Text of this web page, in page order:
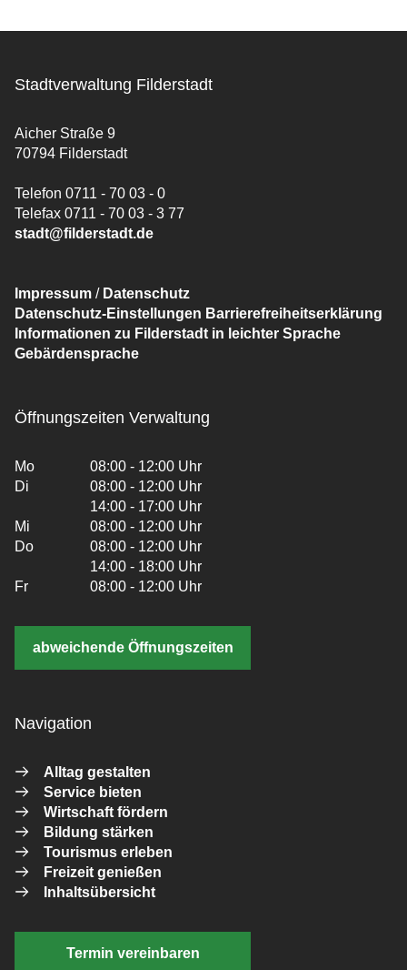
Stadtverwaltung Filderstadt
Aicher Straße 9
70794 Filderstadt
Telefon 0711 - 70 03 - 0
Telefax 0711 - 70 03 - 3 77
stadt@filderstadt.de
Impressum / Datenschutz
Datenschutz-Einstellungen Barrierefreiheitserklärung
Informationen zu Filderstadt in leichter Sprache
Gebärdensprache
Öffnungszeiten Verwaltung
Mo
08:00 - 12:00 Uhr
Di
08:00 - 12:00 Uhr
14:00 - 17:00 Uhr
Mi
08:00 - 12:00 Uhr
Do
08:00 - 12:00 Uhr
14:00 - 18:00 Uhr
Fr
08:00 - 12:00 Uhr
abweichende Öffnungszeiten
Navigation
Alltag gestalten
Service bieten
Wirtschaft fördern
Bildung stärken
Tourismus erleben
Freizeit genießen
Inhaltsübersicht
Termin vereinbaren